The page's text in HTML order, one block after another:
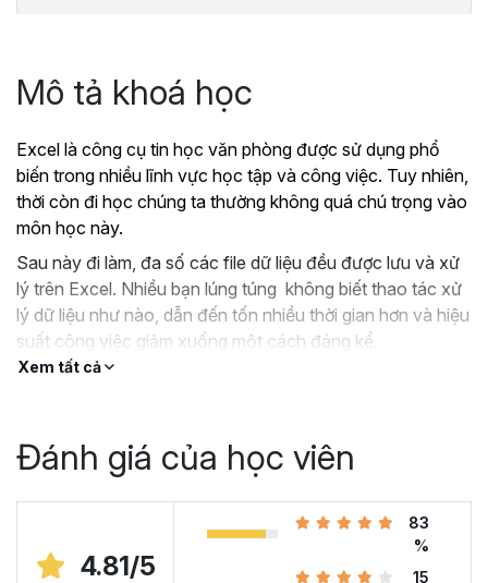
Mô tả khoá học
Excel là công cụ tin học văn phòng được sử dụng phổ
biến trong nhiều lĩnh vực học tập và công việc. Tuy nhiên,
thời còn đi học chúng ta thường không quá chú trọng vào
môn học này.
Sau này đi làm, đa số các file dữ liệu đều được lưu và xử
lý trên Excel. Nhiều bạn lúng túng không biết thao tác xử
lý dữ liệu như nào, dẫn đến tốn nhiều thời gian hơn và hiệu
suất công việc giảm xuống một cách đáng kể.
?Nếu như bạn:
Hoặc trước đây chỉ học lý thuyết nên không biết
Hoặc đã có kiến thức cơ bản về Excel và đang
muốn nâng cao kỹ năng của mình lên.
Xem tất cả
Đánh giá của học viên
4.81/5
83
%
15